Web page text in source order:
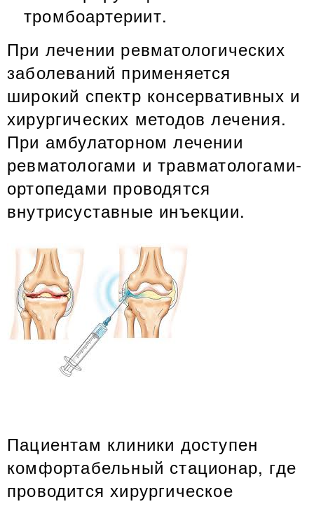
тромбоартериит.
При лечении ревматологических
заболеваний применяется
широкий спектр консервативных и
хирургических методов лечения.
При амбулаторном лечении
ревматологами и травматологами-
ортопедами проводятся
внутрисуставные инъекции.
Пациентам клиники доступен
комфортабельный стационар, где
проводится хирургическое